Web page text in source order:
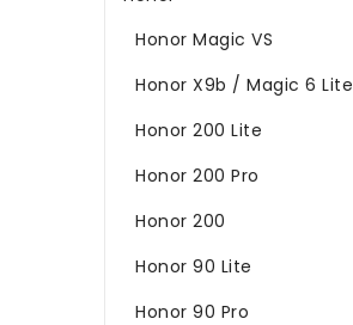
Honor Magic VS
Honor X9b / Magic 6 Lite
Honor 200 Lite
Honor 200 Pro
Honor 200
Honor 90 Lite
Honor 90 Pro